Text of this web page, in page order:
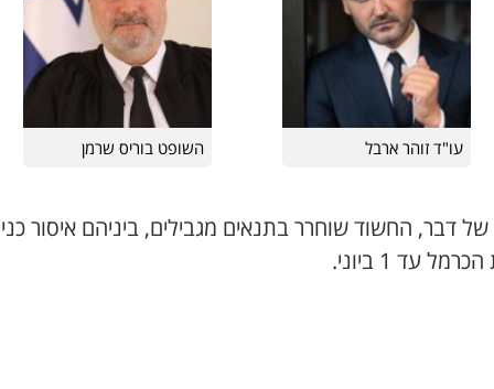
עו"ד זוהר ארבל השופט בוריס שרמן
של דבר, החשוד שוחרר בתנאים מגבילים, ביניהם איסור
עד 1 ביוני.